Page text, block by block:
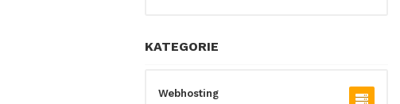
KATEGORIE
Webhosting